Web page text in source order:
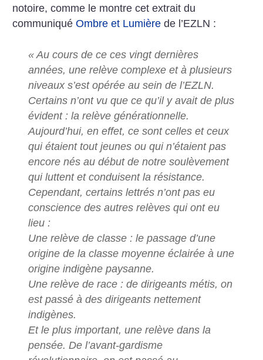
notoire, comme le montre cet extrait du
communiquéOmbre et Lumière de l’EZLN :
« Au cours de ce ces vingt dernières
années, une relève complexe et à plusieurs
niveaux s’est opérée au sein de l’EZLN.
Certains n’ont vu que ce qu’il y avait de plus
évident : la relève générationnelle.
Aujourd’hui, en effet, ce sont celles et ceux
qui étaient tout jeunes ou qui n’étaient pas
encore nés au début de notre soulèvement
qui luttent et conduisent la résistance.
Cependant, certains lettrés n’ont pas eu
conscience des autres relèves qui ont eu
lieu :
Une relève de classe : le passage d’une
origine de la classe moyenne éclairée à une
origine indigène paysanne.
Une relève de race : de dirigeants métis, on
est passé à des dirigeants nettement
indigènes.
Et le plus important, une relève dans la
pensée. De l’avant-gardisme